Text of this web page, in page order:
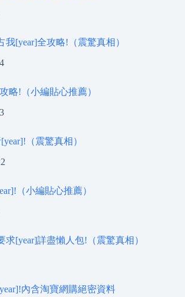
[year]全攻略!（震驚真相）
略!（小編貼心推薦）
（震驚真相）
（小編貼心推薦）
求[year]詳盡懶人包!（震驚真相）
內含淘寶網購絕密資料